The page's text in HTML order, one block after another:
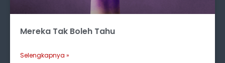
Mereka Tak Boleh Tahu
Selengkapnya »